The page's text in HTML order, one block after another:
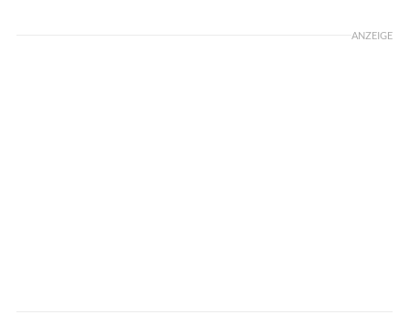
ANZEIGE